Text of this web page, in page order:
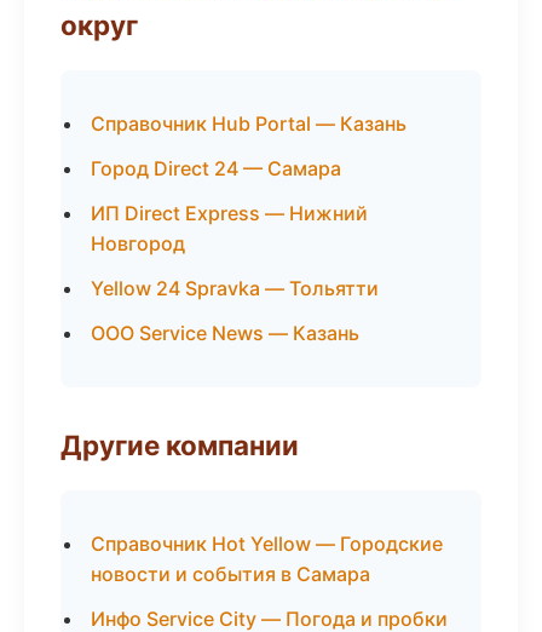
округ
Справочник Hub Portal — Казань
Город Direct 24 — Самара
ИП Direct Express — Нижний
Новгород
Yellow 24 Spravka — Тольятти
ООО Service News — Казань
Другие компании
Справочник Hot Yellow — Городские
новости и события в Самара
Инфо Service City — Погода и пробки